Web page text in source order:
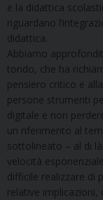
e la didattica
riguardano
didattica.
Abbiamo
tondo, che ha
pensiero critico e
persone strumenti
digitale e non
un riferimento al
sottolineato – al di
velocità
difficile realizzare di
relative implicazioni,